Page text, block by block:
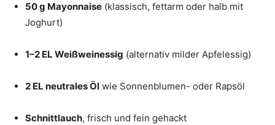
50 g Mayonnaise (klassisch, fettarm oder halb mit
Joghurt)
1–2 EL Weißweinessig (alternativ milder Apfelessig)
2 EL neutrales Öl wie Sonnenblumen- oder Rapsöl
Schnittlauch, frisch und fein gehackt